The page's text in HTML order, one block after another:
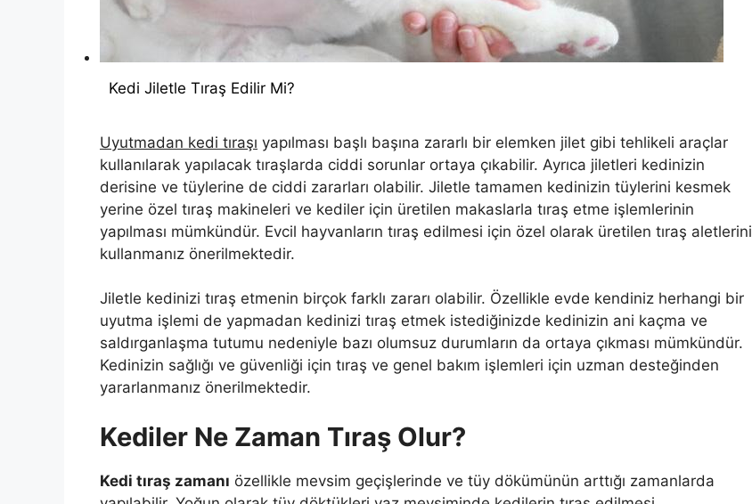
Kedi Jiletle Tıraş Edilir Mi?
Uyutmadan kedi tıraşı yapılması başlı başına zararlı bir elemken jilet gibi tehlikeli araçlar
kullanılarak yapılacak tıraşlarda ciddi sorunlar ortaya çıkabilir. Ayrıca jiletleri kedinizin
derisine ve tüylerine de ciddi zararları olabilir. Jiletle tamamen kedinizin tüylerini kesmek
yerine özel tıraş makineleri ve kediler için üretilen makaslarla tıraş etme işlemlerinin
yapılması mümkündür. Evcil hayvanların tıraş edilmesi için özel olarak üretilen tıraş aletlerini
kullanmanız önerilmektedir.
Jiletle kedinizi tıraş etmenin birçok farklı zararı olabilir. Özellikle evde kendiniz herhangi bir
uyutma işlemi de yapmadan kedinizi tıraş etmek istediğinizde kedinizin ani kaçma ve
saldırganlaşma tutumu nedeniyle bazı olumsuz durumların da ortaya çıkması mümkündür.
Kedinizin sağlığı ve güvenliği için tıraş ve genel bakım işlemleri için uzman desteğinden
yararlanmanız önerilmektedir.
Kediler Ne Zaman Tıraş Olur?
Kedi tıraş zamanı özellikle mevsim geçişlerinde ve tüy dökümünün arttığı zamanlarda